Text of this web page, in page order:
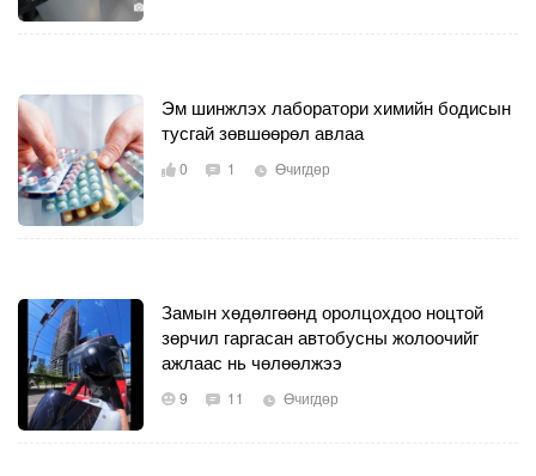
Эм шинжлэх лаборатори химийн бодисын
тусгай зөвшөөрөл авлаа
0 1 Өчигдөр
Замын хөдөлгөөнд оролцохдоо ноцтой
зөрчил гаргасан автобусны жолоочийг
ажлаас нь чөлөөлжээ
9 11 Өчигдөр